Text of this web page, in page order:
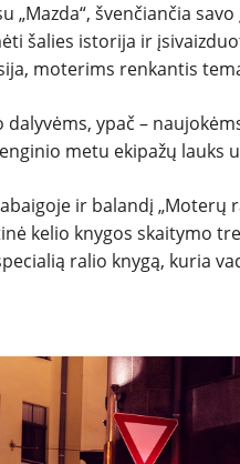
„Mazda“, švenčiančia
šalies istorija ir
moterims renkantis
dalyvėms, ypač –
metu ekipažų
ir balandį „Moterų
kelio knygos skaitymo
ralio knygą, kuria